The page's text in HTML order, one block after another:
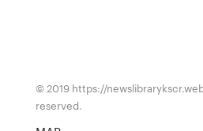
© 2019 https://
reserved.